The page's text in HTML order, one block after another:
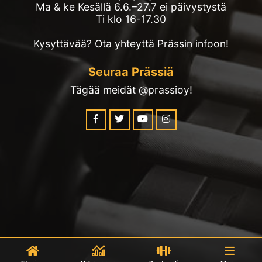
Ma & ke Kesällä 6.6.–27.7 ei päivystystä
Ti klo 16-17.30
Kysyttävää? Ota yhteyttä Prässin infoon!
Seuraa Prässiä
Tägää meidät @prassioy!